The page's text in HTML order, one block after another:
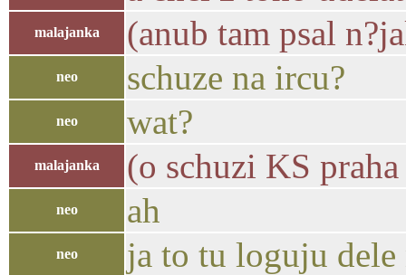
malajanka (anub tam psal
neo schuze na ircu?
neo wat?
malajanka (o schuzi KS
neo ah
neo ja to tu loguju